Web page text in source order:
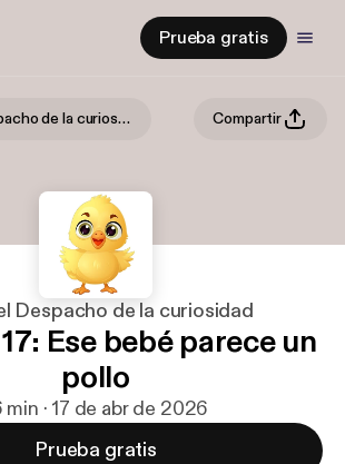
Prueba gratis
Sam y el Despacho de la curiosidad Compartir
Despacho de la curiosidad
Ese bebé parece un
pollo
min · 17 de abr de 2026
Prueba gratis